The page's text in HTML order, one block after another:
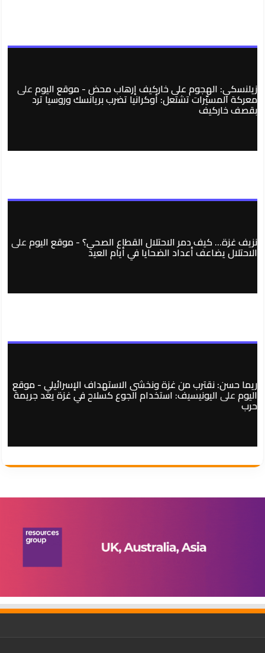
زيلنسكي: الهجوم على خاركيف إرهاب محض - موقع اليومعلى
معركة المسيّرات تشتعل: أوكرانيا تضرب بريانسك وروسيا ترد
بقصف خاركيف
نزيف غزة… كيف دمر الاحتلال القطاع الصحي؟ - موقع اليومعلى
الاحتلال يضاعف أعداد الضحايا في أيام العيد
ريما حسن: نقترب من غزة ونخشى الاستهداف الإسرائيلي - موقع
اليومعلىاليونيسيف: استخدام الجوع كسلاح في غزة يعد جريمة
حرب